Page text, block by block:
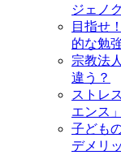
ジェノ
目指せ
的な勉
宗教法
違う？
ストレ
エンス
子ども
デメリ